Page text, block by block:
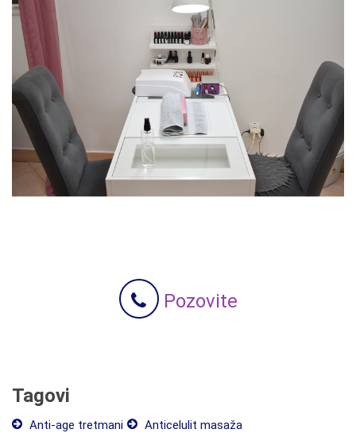
Pozovite
Tagovi
Anti-age tretmani
Anticelulit masaža